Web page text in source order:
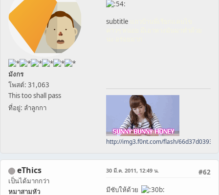
มังกร
โพสต์: 31,063
This too shall pass
ที่อยู่: ลำลูกกา
subtitle
http://img3.f0nt.com/flash/
eThics
เป็นได้มากกว่า
หมาสามหัว
#62
30 มี.ค. 2011, 12:49 น.
มีซับให้ด้วย